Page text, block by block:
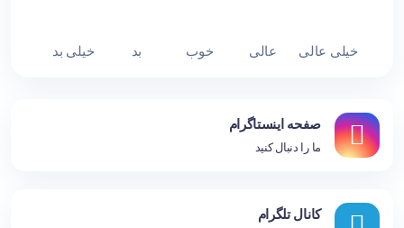
خیلی عالی عالی خوب بد خیلی بد
صفحه اینستاگرام
ما را دنبال کنید
کانال تلگرام